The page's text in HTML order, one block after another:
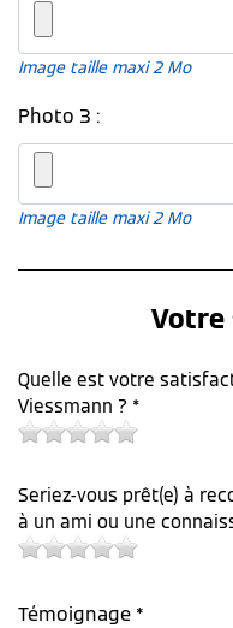
Image taille maxi 2 Mo
Photo 3 :
Image taille maxi 2 Mo
Votre
Quelle est votre
Viessmann ? *
Seriez-vous prêt(e) à
à un ami ou une
Témoignage *